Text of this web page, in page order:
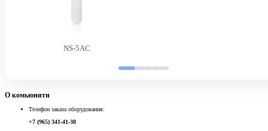
NS-5AC
О комьюнити
Телефон заказа оборудования:
+7 (965) 341-41-38